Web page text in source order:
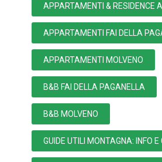
APPARTAMENTI & RESIDENCE
APPARTAMENTI FAI DELLA
APPARTAMENTI MOLVENO
B&B FAI DELLA PAGANELLA
B&B MOLVENO
GUIDE UTILI MONTAGNA: INFO E